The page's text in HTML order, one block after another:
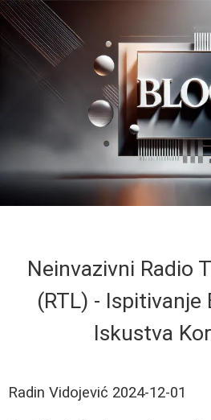
Neinvazivni Radio
(RTL) -
Iskustva
Radin Vidojević 2024-12-01